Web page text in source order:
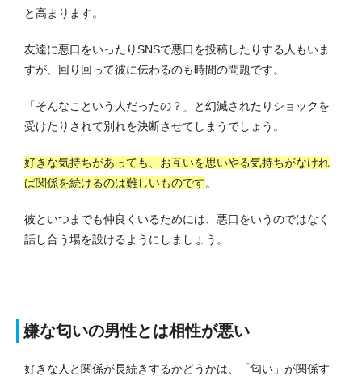
と高まります。
友達に悪口をいったりSNSで悪口を投稿したりする人もいま
すが、回り回って彼に伝わるのも時間の問題です。
「そんなこという人だったの？」と幻滅されたりショックを
受けたりされて別れを決断させてしまうでしょう。
好きな気持ちがあっても、お互いを思いやる気持ちがなけれ
ば関係を続けるのは難しいものです。
彼といつまでも仲良くいるためには、悪口をいうのではなく
話し合う場を設けるようにしましょう。
嫌な匂いの男性とは相性が悪い
好きな人と関係が長続きするかどうかは、「匂い」が関係す